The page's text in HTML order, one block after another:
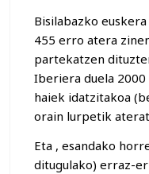
Bisilabazko
455 erro atera
partekatzen
Iberiera duela
haiek idatzitakoa
orain lurpetik
Eta , esandako
ditugulako) erraz-